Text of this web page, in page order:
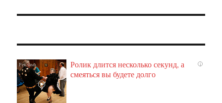
i
Ролик длится несколько секунд, а
смеяться вы будете долго